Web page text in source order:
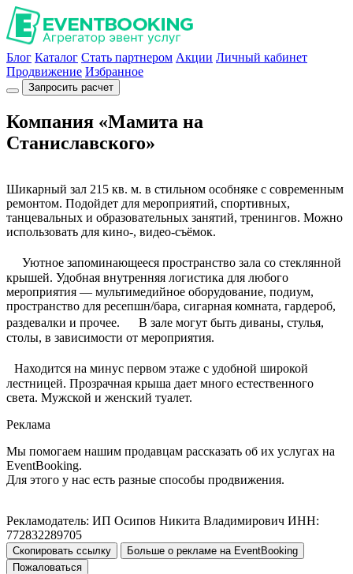
Блог Каталог Стать партнером Акции Личный кабинет
Продвижение Избранное
Запросить расчет
Компания «Мамита на
Станиславского»
Шикарный зал 215 кв. м. в стильном особняке с современным
ремонтом. Подойдет для мероприятий, спортивных,
танцевальных и образовательных занятий, тренингов. Можно
использовать для кино-, видео-съёмок.
Уютное запоминающееся пространство зала со стеклянной
крышей. Удобная внутренняя логистика для любого
мероприятия — мультимедийное оборудование, подиум,
пространство для ресепшн/бара, сигарная комната, гардероб,
раздевалки и прочее. В зале могут быть диваны, стулья,
столы, в зависимости от мероприятия.
Находится на минус первом этаже с удобной широкой
лестницей. Прозрачная крыша дает много естественного
света. Мужской и женский туалет.
Реклама
Мы помогаем нашим продавцам рассказать об их услугах на
EventBooking.
Для этого у нас есть разные способы продвижения.
Рекламодатель: ИП Осипов Никита Владимирович ИНН:
772832289705
Скопировать ссылку
Больше о рекламе на EventBooking
Пожаловаться